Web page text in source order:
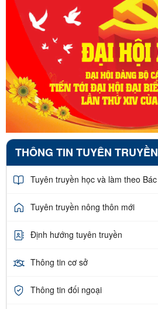
THÔNG TIN TUYÊN TRUYỀN
Tuyên truyền học và làm theo Bác
Tuyên truyền nông thôn mới
Định hướng tuyên truyền
Thông tin cơ sở
Thông tin đối ngoại